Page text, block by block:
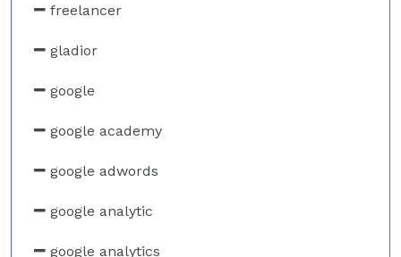
freelancer
gladior
google
google academy
google adwords
google analytic
google analytics